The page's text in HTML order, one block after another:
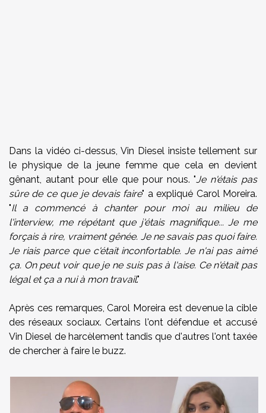
Dans la vidéo ci-dessus, Vin Diesel insiste tellement sur
le physique de la jeune femme que cela en devient
gênant, autant pour elle que pour nous. "Je n'étais pas
sûre de ce que je devais faire" a expliqué Carol Moreira.
"Il a commencé à chanter pour moi au milieu de
l'interview, me répétant que j'étais magnifique... Je me
forçais à rire, vraiment gênée. Je ne savais pas quoi faire.
Je riais parce que c'était inconfortable. Je n'ai pas aimé
ça. On peut voir que je ne suis pas à l'aise. Ce n'était pas
légal et ça a nui à mon travail."
Après ces remarques, Carol Moreira est devenue la cible
des réseaux sociaux. Certains l'ont défendue et accusé
Vin Diesel de harcèlement tandis que d'autres l'ont taxée
de chercher à faire le buzz.